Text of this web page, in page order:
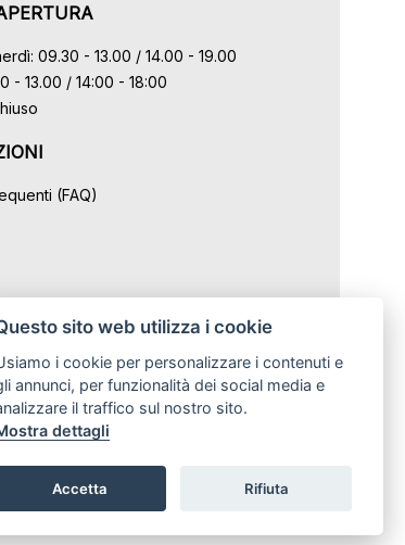
sito web utilizza i cookie
i cookie per personalizzare i contenuti e
annunci, per funzionalità dei social media e
il traffico sul nostro sito.
dettagli
Accetta Rifiuta
09.30 - 13.00 / 14.00 - 19.00
- 13.00 / 14:00 - 18:00
(FAQ)